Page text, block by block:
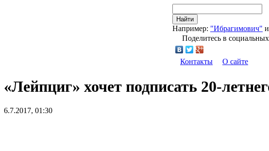
Найти
Например: "Ибрагимович"
Поделитесь в социальных
Контакты О сайте
«Лейпциг» хочет подписать 20-
6.7.2017, 01:30